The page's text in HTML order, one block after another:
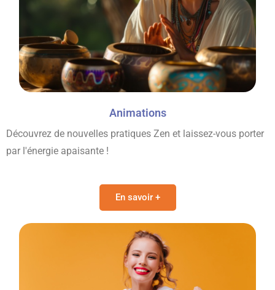
Animations
Découvrez de nouvelles pratiques Zen et laissez-vous porter
par l'énergie apaisante !
En savoir +